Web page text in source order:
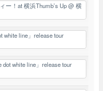
ー！at 横浜Thumb’s Up@ 横
white line」release tour
white line」release tour